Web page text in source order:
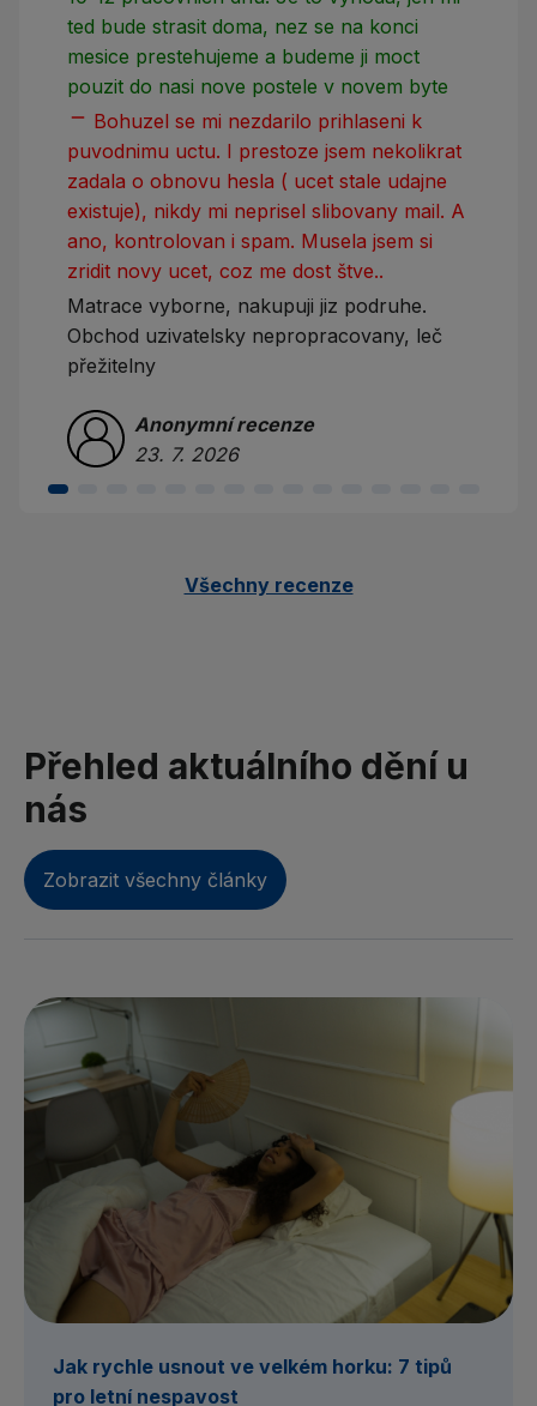
ted bude strasit doma, nez se na konci
mesice prestehujeme a budeme ji moct
pouzit do nasi nove postele v novem byte
remove Bohuzel se mi nezdarilo prihlaseni k
puvodnimu uctu. I prestoze jsem nekolikrat
zadala o obnovu hesla ( ucet stale udajne
existuje), nikdy mi neprisel slibovany mail. A
ano, kontrolovan i spam. Musela jsem si
zridit novy ucet, coz me dost štve..
Matrace vyborne, nakupuji jiz podruhe.
Obchod uzivatelsky nepropracovany, leč
přežitelny
Anonymní recenze
23. 7. 2026
Všechny recenze
Přehled aktuálního dění u
nás
Zobrazit všechny články
Jak rychle usnout ve velkém horku: 7 tipů
pro letní nespavost